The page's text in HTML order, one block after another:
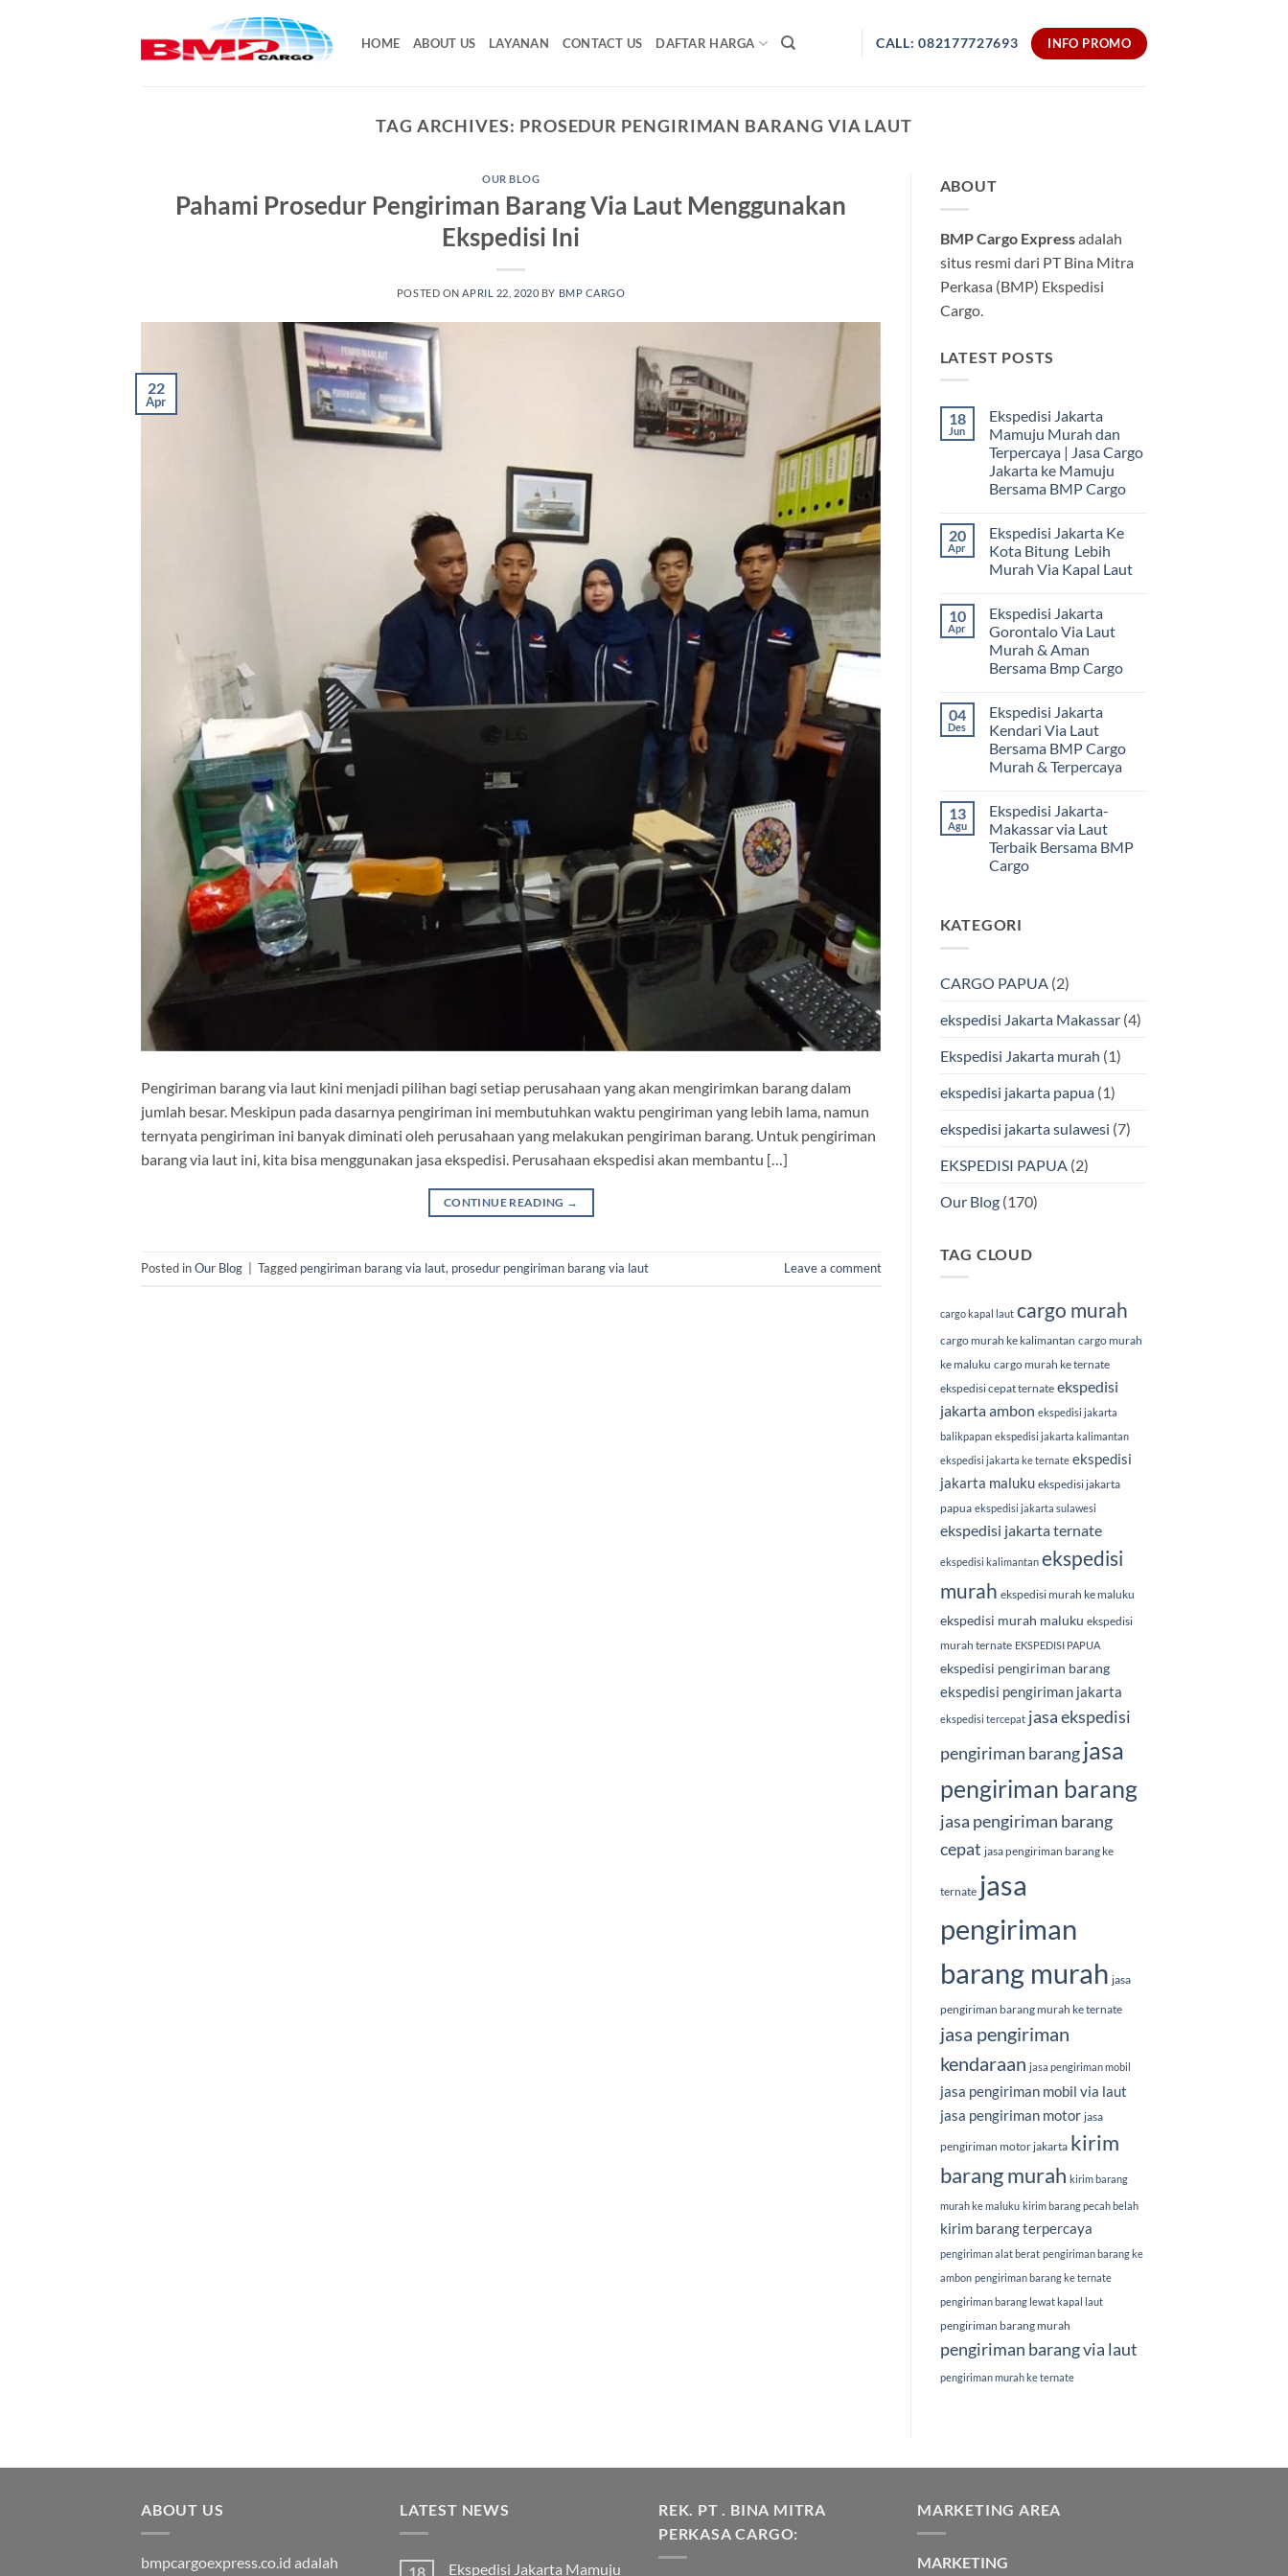
HOME ABOUT US LAYANAN CONTACT US DAFTAR HARGA CALL: 082177727693 INFO PROMO
TAG ARCHIVES: PROSEDUR PENGIRIMAN BARANG VIA LAUT
OUR BLOG
Pahami Prosedur Pengiriman Barang Via Laut Menggunakan
Ekspedisi Ini
POSTED ONAPRIL 22, 2020 BY BMP CARGO
22
Apr
Pengiriman barang via laut kini menjadi pilihan bagi setiap perusahaan yang akan mengirimkan barang dalam
jumlah besar. Meskipun pada dasarnya pengiriman ini membutuhkan waktu pengiriman yang lebih lama, namun
ternyata pengiriman ini banyak diminati oleh perusahaan yang melakukan pengiriman barang. Untuk pengiriman
barang via laut ini, kita bisa menggunakan jasa ekspedisi. Perusahaan ekspedisi akan membantu […]
CONTINUE READING →
Posted inOur Blog Tagged pengiriman barang via laut, prosedur pengiriman barang via laut Leave a comment
ABOUT
BMP Cargo Expressadalah
situs resmi dari PT Bina Mitra
Perkasa (BMP) Ekspedisi
Cargo.
LATEST POSTS
18
Jun
Ekspedisi Jakarta
Mamuju Murah dan
Terpercaya | Jasa Cargo
Jakarta ke Mamuju
Bersama BMP Cargo
komentar
pada
Ekspedisi
Jakarta
dan
Terpercaya
|
Jasa
Cargo
Jakarta
Bersama
BMP
Cargo
20
Apr
Ekspedisi Jakarta Ke
Kota Bitung Lebih
Murah Via Kapal Laut
komentar
pada
Ekspedisi
Jakarta
Ke
Kota
Murah
Via
Kapal
Laut
10
Apr
Ekspedisi Jakarta
Gorontalo Via Laut
Murah & Aman
Bersama Bmp Cargo
komentar
pada
Ekspedisi
Jakarta
Gorontalo
Via
&
Aman
Bersama
Bmp
Cargo
04
Des
Ekspedisi Jakarta
Kendari Via Laut
Bersama BMP Cargo
Murah & Terpercaya
komentar
pada
Ekspedisi
Jakarta
Kendari
Via
Cargo
13
Agu
Ekspedisi Jakarta-
Makassar via Laut
Terbaik Bersama BMP
Cargo
pada
Ekspedisi
Laut
BMP
KATEGORI
CARGO PAPUA(2)
ekspedisi Jakarta Makassar(4)
Ekspedisi Jakarta murah (1)
ekspedisi jakarta papua(1)
ekspedisi jakarta sulawesi (7)
EKSPEDISI PAPUA(2)
Our Blog(170)
TAG CLOUD
cargo kapal laut cargo murah
cargo murah ke kalimantan cargo murah
ke maluku cargo murah ke ternate
ekspedisi cepat ternate ekspedisi
jakarta ambon ekspedisi jakarta
balikpapan ekspedisi jakarta kalimantan
ekspedisi jakarta ke ternate ekspedisi
jakarta maluku ekspedisi jakarta
papua ekspedisi jakarta sulawesi
ekspedisi jakarta ternate
ekspedisi kalimantan ekspedisi
murah ekspedisi murah ke maluku
ekspedisi murah maluku ekspedisi
murah ternate EKSPEDISI PAPUA
ekspedisi pengiriman barang
ekspedisi pengiriman jakarta
ekspedisi tercepat jasa ekspedisi
pengiriman barang jasa
pengiriman barang
jasa pengiriman barang
cepat jasa pengiriman barang ke
ternate jasa
pengiriman
barang murah jasa
pengiriman barang murah ke ternate
jasa pengiriman
kendaraan jasa pengiriman mobil
jasa pengiriman mobil via laut
jasa pengiriman motor jasa
pengiriman motor jakarta kirim
barang murah kirim barang
murah ke maluku kirim barang pecah belah
kirim barang terpercaya
pengiriman alat berat pengiriman barang ke
ambon pengiriman barang ke ternate
pengiriman barang lewat kapal laut
pengiriman barang murah
pengiriman barang via laut
pengiriman murah ke ternate
ABOUT US
bmpcargoexpress.co.id adalah
LATEST NEWS
18 Ekspedisi Jakarta Mamuju
REK. PT . BINA MITRA
PERKASA CARGO:
MARKETING AREA
MARKETING